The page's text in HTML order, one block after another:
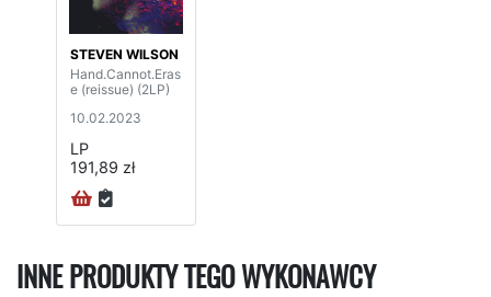
STEVEN WILSON
Hand.Cannot.Eras
e (reissue) (2LP)
10.02.2023
LP
191,89 zł
INNE PRODUKTY TEGO WYKONAWCY